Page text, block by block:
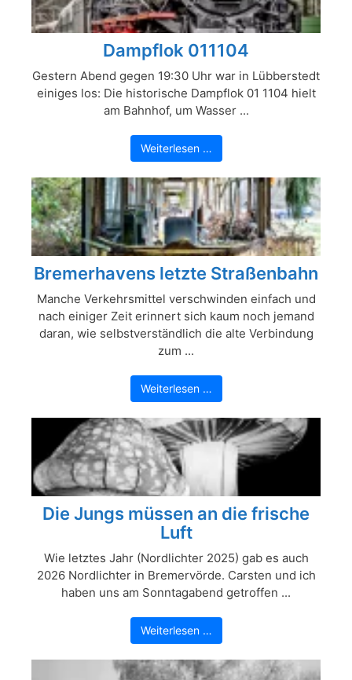
Dampflok 011104
Gestern Abend gegen 19:30 Uhr war in Lübberstedt
einiges los: Die historische Dampflok 01 1104 hielt
am Bahnhof, um Wasser ...
Weiterlesen …
Bremerhavens letzte Straßenbahn
Manche Verkehrsmittel verschwinden einfach und
nach einiger Zeit erinnert sich kaum noch jemand
daran, wie selbstverständlich die alte Verbindung
zum ...
Weiterlesen …
Die Jungs müssen an die frische
Luft
Wie letztes Jahr (Nordlichter 2025) gab es auch
2026 Nordlichter in Bremervörde. Carsten und ich
haben uns am Sonntagabend getroffen ...
Weiterlesen …